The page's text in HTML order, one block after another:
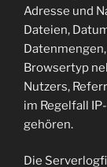
Adresse und
Dateien,
Browsertyp
Nutzers,
im Regelfall
gehören.
Die